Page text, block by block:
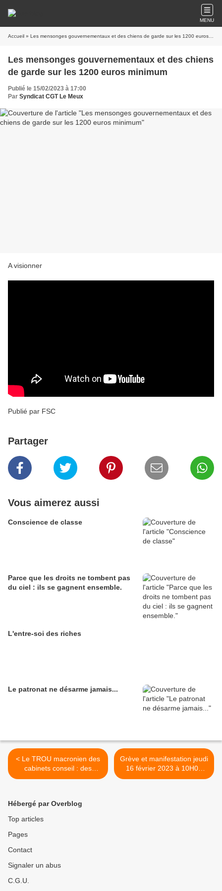
MENU
Accueil » Les mensonges gouvernementaux et des chiens de garde sur les 1200 euros minimum
Les mensonges gouvernementaux et des chiens
de garde sur les 1200 euros minimum
Publié le 15/02/2023 à 17:00
Par Syndicat CGT Le Meux
A visionner
Publié par FSC
Partager
Vous aimerez aussi
Conscience de classe
Parce que les droits ne tombent pas
du ciel : ils se gagnent ensemble.
L'entre-soi des riches
Le patronat ne désarme jamais...
< Le TROU macronien des
cabinets conseil : des
dizaines de millairds
Grève et manifestation jeudi
16 février 2023 à 10H00
rond-point de gifi >
Hébergé par Overblog
Top articles
Pages
Contact
Signaler un abus
C.G.U.